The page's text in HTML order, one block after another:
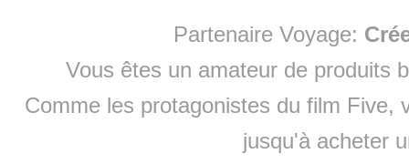
Partenaire Voyage:
Vous êtes un amateur de produits
Comme les protagonistes du film Five,
jusqu'à acheter